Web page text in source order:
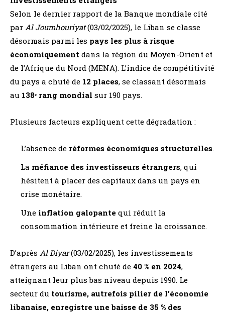
Selon le dernier rapport de la Banque mondiale cité
par Al Joumhouriyat(03/02/2025), le Liban se classe
désormais parmi les pays les plus à risque
économiquement dans la région du Moyen-Orient et
de l’Afrique du Nord (MENA). L’indice de compétitivité
du pays a chuté de 12 places, se classant désormais
au 138ᵉ rang mondial sur 190 pays.
Plusieurs facteurs expliquent cette dégradation :
L’absence de réformes économiques structurelles.
La méfiance des investisseurs étrangers, qui
hésitent à placer des capitaux dans un pays en
crise monétaire.
Une inflation galopante qui réduit la
consommation intérieure et freine la croissance.
D’après Al Diyar(03/02/2025), les investissements
étrangers au Liban ont chuté de 40 % en 2024,
atteignant leur plus bas niveau depuis 1990. Le
secteur du tourisme, autrefois pilier de l’économie
libanaise, enregistre une baisse de 35 % des